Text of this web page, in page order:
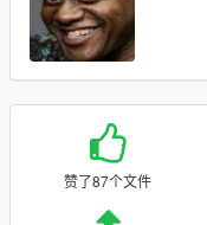
赞了87个文件